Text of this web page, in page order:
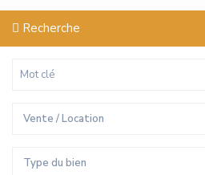
Recherche
Vente / Location
Type du bien